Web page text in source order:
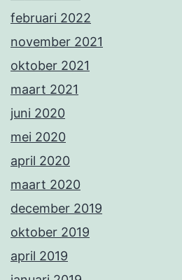
februari 2022
november 2021
oktober 2021
maart 2021
juni 2020
mei 2020
april 2020
maart 2020
december 2019
oktober 2019
april 2019